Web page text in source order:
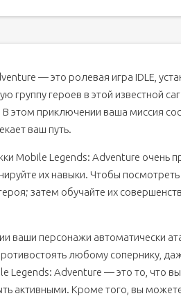
— это ролевая игра IDLE,
группу героев в этой известной
В этом приключении ваша миссия
ваш путь.
Mobile Legends: Adventure очень
их навыки. Чтобы
затем обучайте их
ваши персонажи автоматически
любому сопернику,
Legends: Adventure — это то, что
активными. Кроме того, вы